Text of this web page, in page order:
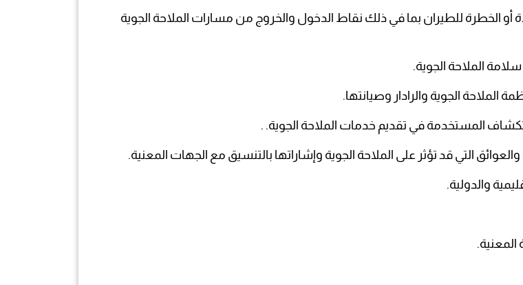
أو الخطرة للطيران بما في ذلك نقاط الدخول والخروج من مسارات الملاحة الجوية